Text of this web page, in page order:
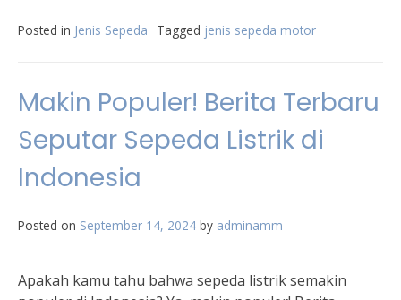
Posted in Jenis Sepeda Tagged jenis sepeda motor
Makin Populer! Berita Terbaru
Seputar Sepeda Listrik di
Indonesia
Posted on September 14, 2024 by adminamm
Apakah kamu tahu bahwa sepeda listrik semakin